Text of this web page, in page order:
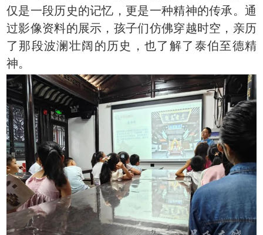
仅是一段历史的记忆，更是一种精神的传承。通
过影像资料的展示，孩子们仿佛穿越时空，亲历
了那段波澜壮阔的历史，也了解了泰伯至德精
神。